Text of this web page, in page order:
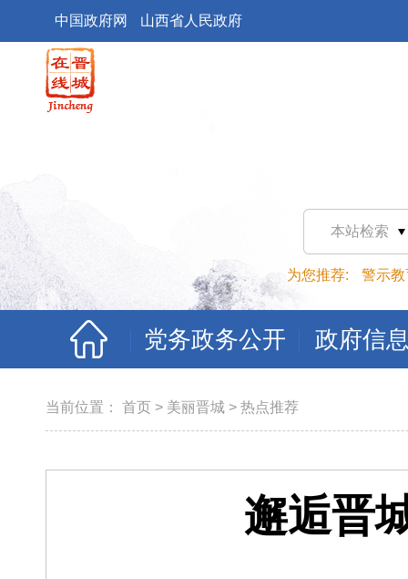
中国政府网 山西省人民政府
本站检索
为您推荐: 警示教
党务政务公开 政府信
当前位置： 首页 > 美丽晋城 > 热点推荐
邂逅晋